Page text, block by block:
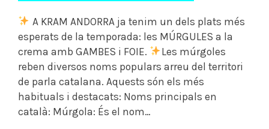
A KRAM ANDORRA ja tenim un dels plats més
esperats de la temporada: les MÚRGULES a la
crema amb GAMBES i FOIE.
Les múrgoles
reben diversos noms populars arreu del territori
de parla catalana. Aquests són els més
habituals i destacats: Noms principals en
català: Múrgola: És el nom…